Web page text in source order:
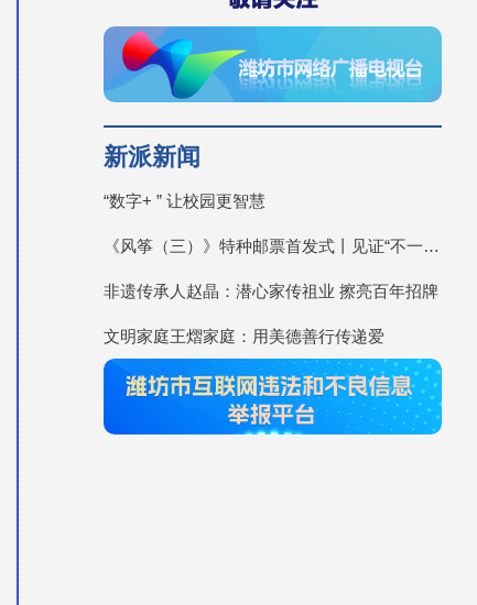
新派新闻
“数字+ ” 让校园更智慧
《风筝（三）》特种邮票首发式丨见证“不一YOUNG的潍坊”
非遗传承人赵晶：潜心家传祖业 擦亮百年招牌
文明家庭王熠家庭：用美德善行传递爱